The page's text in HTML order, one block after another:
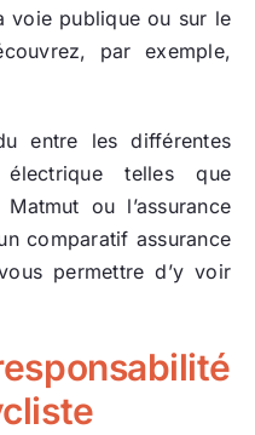
voie publique ou sur le
par exemple,
entre les différentes
électrique telles que
ou l’assurance
comparatif assurance
permettre d’y voir